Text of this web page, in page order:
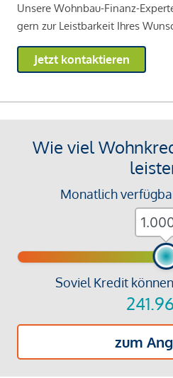
Unsere Wohnbau-Finanz-
gern zur Leistbarkeit Ihres
Jetzt kontaktieren
Wie viel
Monatlich
Soviel Kredit
zum